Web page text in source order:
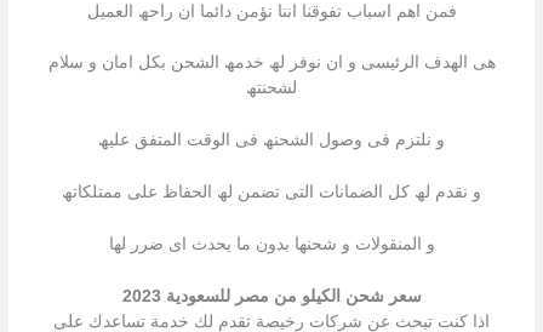
فمن اھم اسباب تفوقنا اننا نؤمن دائما ان راحھ العمیل
ھى الھدف الرئیسى و ان نوفر لھ خدمھ الشحن بكل امان و سلام
لشحنتھ
و نلتزم فى وصول الشحنھ فى الوقت المتفق علیھ
و نقدم لھ كل الضمانات التى تضمن لھ الحفاظ على ممتلكاتھ
و المنقولات و شحنھا بدون ما یحدث اى ضرر لھا
سعر شحن الكيلو من مصر للسعودية 2023
اذا كنت تبحث عن شركات رخیصة تقدم لك خدمة تساعدك على